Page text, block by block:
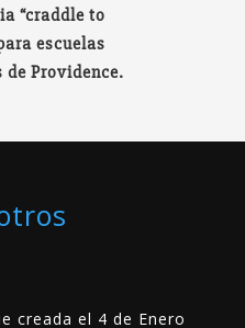
“craddle to
escuelas
de Providence.
creada el 4 de Enero